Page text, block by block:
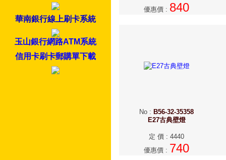
華南銀行線上刷卡系統
玉山銀行網路ATM系統
信用卡刷卡郵購單下載
優惠價 : 840
No : B56-32-35358
E27古典壁燈
定 價 : 4440
優惠價 : 740